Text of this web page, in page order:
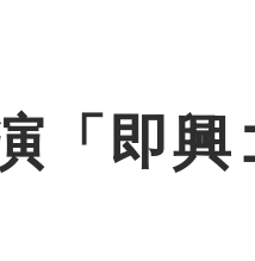
「即